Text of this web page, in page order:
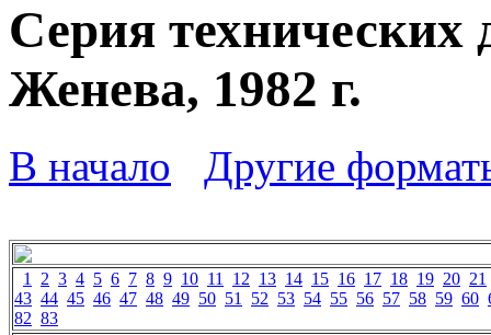
Серия
Женева, 1982 г.
В начало Другие
1 2 3 4 5 6 7 8 9 10 11 12 13 14 15 16 17 18 19 20 21
43 44 45 46 47 48 49 50 51 52 53 54 55 56 57 58 59 60
82 83